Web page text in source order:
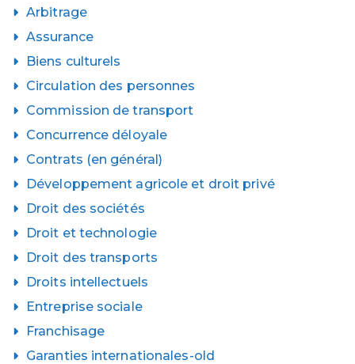
Arbitrage
Assurance
Biens culturels
Circulation des personnes
Commission de transport
Concurrence déloyale
Contrats (en général)
Développement agricole et droit privé
Droit des sociétés
Droit et technologie
Droit des transports
Droits intellectuels
Entreprise sociale
Franchisage
Garanties internationales-old